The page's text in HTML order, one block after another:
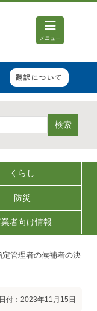
メニュー
翻訳について
検索
くらし
防災
者向け情報
管理者の候補者の決
付：2023年11月15日